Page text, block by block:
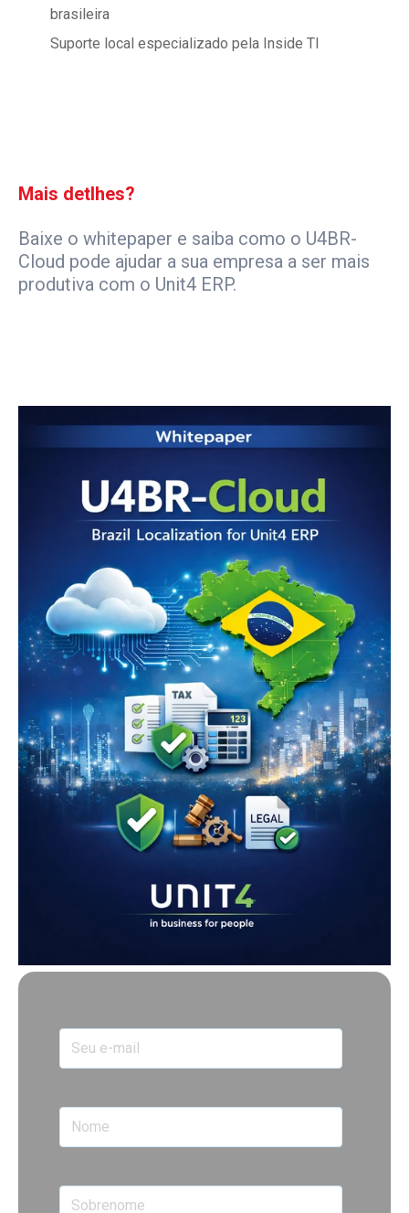
brasileira
Suporte local especializado pela Inside TI
Mais detlhes?
Baixe o whitepaper e saiba como o U4BR-
Cloud pode ajudar a sua empresa a ser mais
produtiva com o Unit4 ERP.